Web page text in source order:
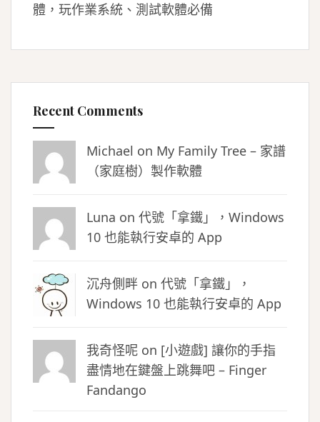
體，玩作業系統、測試軟體必備
Recent Comments
Michael on My Family Tree – 家譜
（家庭樹）製作軟體
Luna on 代號「拿鐵」，Windows
10 也能執行安卓的 App
沉舟側畔 on 代號「拿鐵」，
Windows 10 也能執行安卓的 App
我奇怪呢 on [小遊戲] 讓你的手指
盡情地在鍵盤上跳舞吧 – Finger
Fandango